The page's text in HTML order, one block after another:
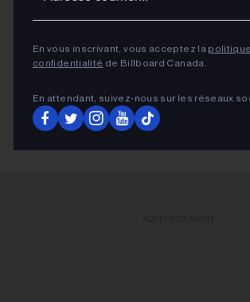
En vous inscrivant, vous acceptez la
confidentialité de Billboard Canada.
En attendant, suivez‑nous sur les réseaux
août) et dimanche (2 août).
LIRE PLUS